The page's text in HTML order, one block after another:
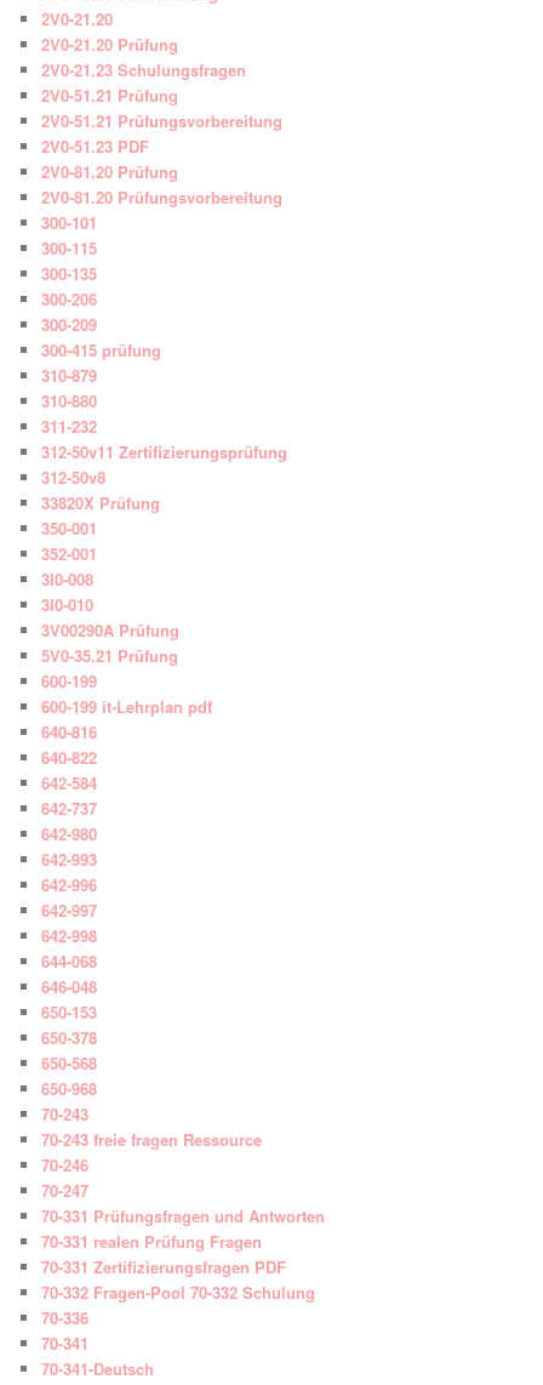
2V0-21.20
2V0-21.20 Prüfung
2V0-21.23 Schulungsfragen
2V0-51.21 Prüfung
2V0-51.21 Prüfungsvorbereitung
2V0-51.23 PDF
2V0-81.20 Prüfung
2V0-81.20 Prüfungsvorbereitung
300-101
300-115
300-135
300-206
300-209
300-415 prüfung
310-879
310-880
311-232
312-50v11 Zertifizierungsprüfung
312-50v8
33820X Prüfung
350-001
352-001
3I0-008
3I0-010
3V00290A Prüfung
5V0-35.21 Prüfung
600-199
600-199 it-Lehrplan pdf
640-816
640-822
642-584
642-737
642-980
642-993
642-996
642-997
642-998
644-068
646-048
650-153
650-378
650-568
650-968
70-243
70-243 freie fragen Ressource
70-246
70-247
70-331 Prüfungsfragen und Antworten
70-331 realen Prüfung Fragen
70-331 Zertifizierungsfragen PDF
70-332 Fragen-Pool 70-332 Schulung
70-336
70-341
70-341-Deutsch